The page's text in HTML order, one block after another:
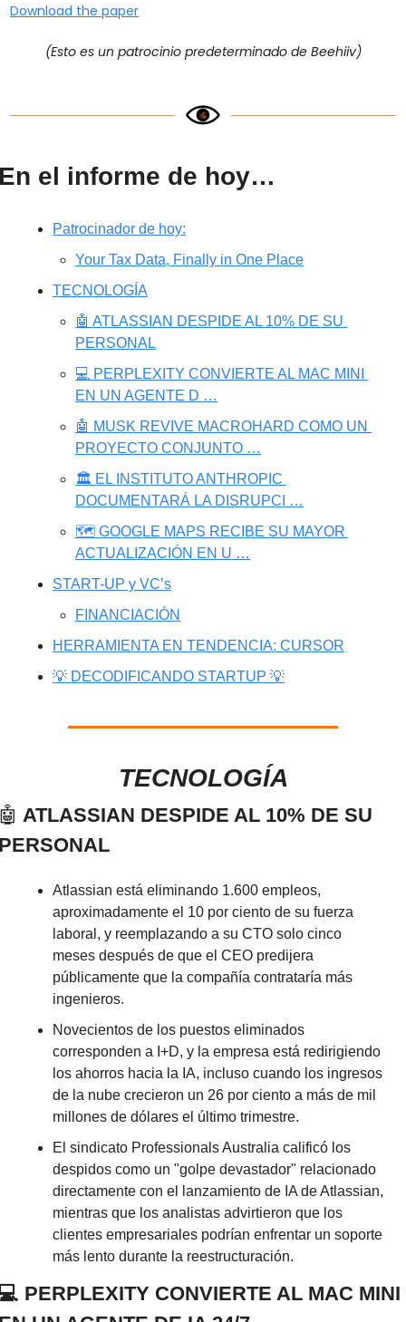
Download the paper
(Esto es un patrocinio predeterminado de Beehiiv)
el informe de hoy…
Patrocinador de hoy:
Your Tax Data, Finally in One Place
TECNOLOGÍA
🤖 ATLASSIAN DESPIDE AL 10% DE SU
PERSONAL
💻 PERPLEXITY CONVIERTE AL MAC MINI
EN UN AGENTE D …
🤖 MUSK REVIVE MACROHARD COMO UN
PROYECTO CONJUNTO …
🏛️ EL INSTITUTO ANTHROPIC
DOCUMENTARÁ LA DISRUPCI …
🗺️ GOOGLE MAPS RECIBE SU MAYOR
ACTUALIZACIÓN EN U …
START-UP y VC’s
FINANCIACIÓN
HERRAMIENTA EN TENDENCIA: CURSOR
💡 DECODIFICANDO STARTUP 💡
TECNOLOGÍA
ATLASSIAN DESPIDE AL 10% DE SU
Atlassian está eliminando 1.600 empleos,
aproximadamente el 10 por ciento de su fuerza
laboral, y reemplazando a su CTO solo cinco
meses después de que el CEO predijera
públicamente que la compañía contrataría más
ingenieros.
Novecientos de los puestos eliminados
corresponden a I+D, y la empresa está redirigiendo
los ahorros hacia la IA, incluso cuando los ingresos
de la nube crecieron un 26 por ciento a más de mil
millones de dólares el último trimestre.
El sindicato Professionals Australia calificó los
despidos como un "golpe devastador" relacionado
directamente con el lanzamiento de IA de Atlassian,
mientras que los analistas advirtieron que los
clientes empresariales podrían enfrentar un soporte
más lento durante la reestructuración.
PERPLEXITY CONVIERTE AL MAC MINI